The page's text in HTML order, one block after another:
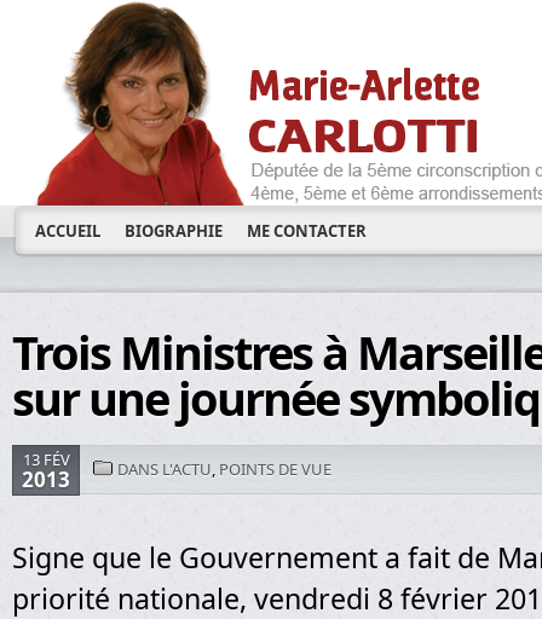
ACCUEIL BIOGRAPHIE ME CONTACTER
Trois Ministres à
sur une journée
13 FÉV
2013 DANS L'ACTU, POINTS DE VUE
Signe que le Gouvernement a fait de
priorité nationale, vendredi 8 février